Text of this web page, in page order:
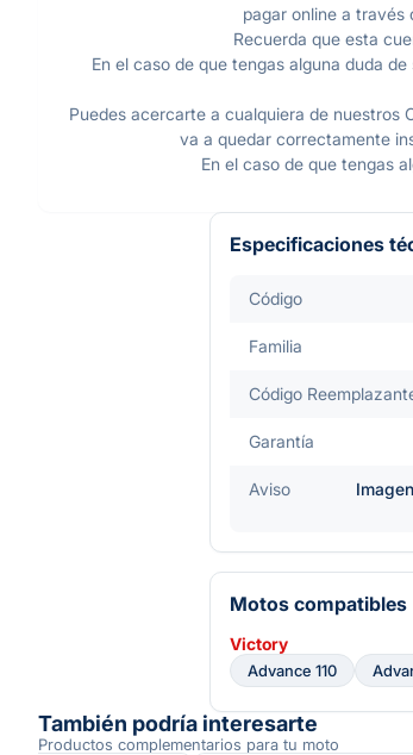
pagar online a través
Recuerda que esta
En el caso de que tengas alguna duda
Puedes acercarte a cualquiera de nuestros
va a quedar correctamente
En el caso de que tengas
Especificaciones
Código
Familia
Código
Garantía
Aviso
Motos compatibles
Victory
Advance 110
También podría interesarte
Productos complementarios para tu moto